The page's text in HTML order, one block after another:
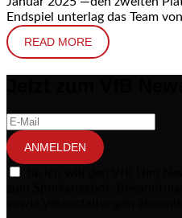
Endspiel unterlag das Team
READ MORE
ANMELDEN